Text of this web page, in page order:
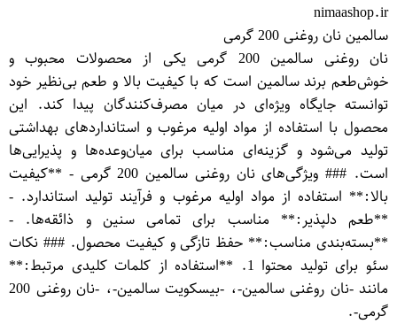
nimaashop.ir
سالمین نان روغنی 200 گرمی
نان روغنی سالمین 200 گرمی یکی از محصولات محبوب و
خوش‌طعم برند سالمین است که با کیفیت بالا و طعم بی‌نظیر خود
توانسته جایگاه ویژه‌ای در میان مصرف‌کنندگان پیدا کند. این
محصول با استفاده از مواد اولیه مرغوب و استانداردهای بهداشتی
تولید می‌شود و گزینه‌ای مناسب برای میان‌وعده‌ها و پذیرایی‌ها
است. ### ویژگی‌های نان روغنی سالمین 200 گرمی - **کیفیت
بالا:** استفاده از مواد اولیه مرغوب و فرآیند تولید استاندارد. -
**طعم دلپذیر:** مناسب برای تمامی سنین و ذائقه‌ها. -
**بسته‌بندی مناسب:** حفظ تازگی و کیفیت محصول. ### نکات
سئو برای تولید محتوا 1. **استفاده از کلمات کلیدی مرتبط:**
مانند -نان روغنی سالمین-، -بیسکویت سالمین-، -نان روغنی 200
گرمی-.